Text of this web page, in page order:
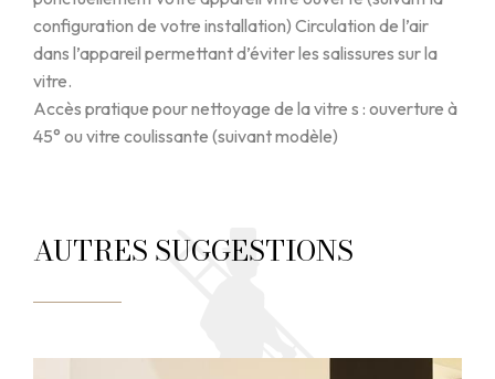
configuration de votre installation) Circulation de l’air
dans l’appareil permettant d’éviter les salissures sur la
vitre.
Accès pratique pour nettoyage de la vitre s : ouverture à
45° ou vitre coulissante (suivant modèle)
AUTRES SUGGESTIONS